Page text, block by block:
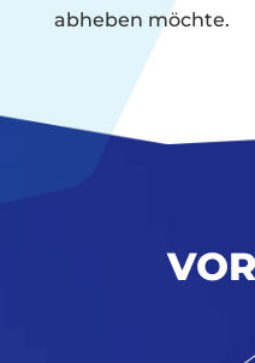
abheben möchte.